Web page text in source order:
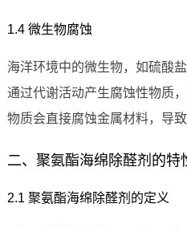
1.4 微生物腐蚀
海洋环境中的微生物，如硫酸
通过代谢活动产生腐蚀性物质
物质会直接腐蚀金属材料，导
二、聚氨酯海绵除醛剂的特
2.1 聚氨酯海绵除醛剂的定义